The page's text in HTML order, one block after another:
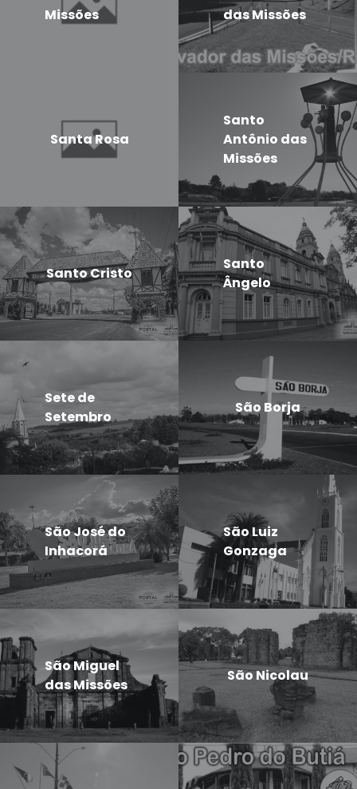
Missões
das Missões
Santa Rosa
Santo
Antônio das
Missões
Santo Cristo
Santo
Ângelo
Sete de
Setembro
São Borja
São José do
Inhacorá
São Luiz
Gonzaga
São Miguel
das Missões
São Nicolau